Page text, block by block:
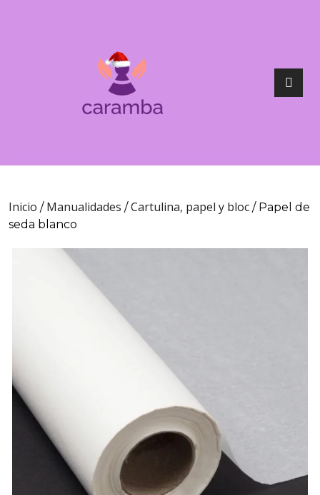
Inicio / Manualidades /Cartulina, papel y bloc / Papel de
seda blanco